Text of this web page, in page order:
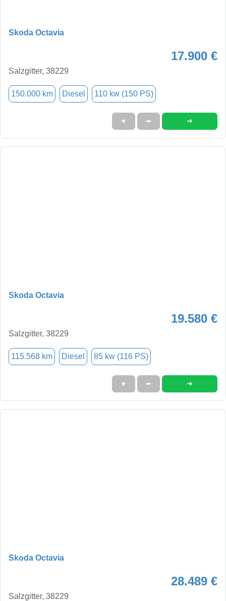
Skoda Octavia
17.900 €
Salzgitter, 38229
150.000 km Diesel 110 kw (150 PS)
★ ➦ ➜
Skoda Octavia
19.580 €
Salzgitter, 38229
115.568 km Diesel 85 kw (116 PS)
★ ➦ ➜
Skoda Octavia
28.489 €
Salzgitter, 38229